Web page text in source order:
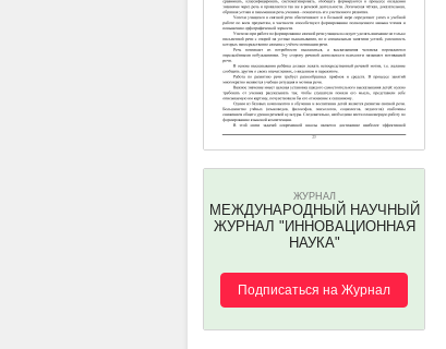
ЖУРНАЛ
МЕЖДУНАРОДНЫЙ НАУЧНЫЙ
ЖУРНАЛ "ИННОВАЦИОННАЯ
НАУКА"
Подписаться на Журнал